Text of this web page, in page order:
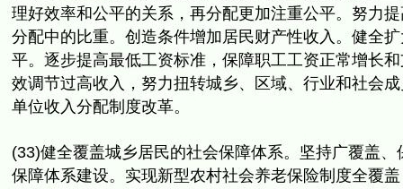
理好效率和公平的关系， 再分配更加注重公平。努力
分配中的比重。创造条件增加居民财产性收入。 健全
平。 逐步提高最低工资标准，保障职工工资正常增长
效调节过高收入，努力扭转城乡、区域、 行业和社会
单位收入分配制度改革。
(33)健全覆盖城乡居民的社会保障体系。坚持广覆盖、
保障体系建设。 实现新型农村社会养老保险制度全覆